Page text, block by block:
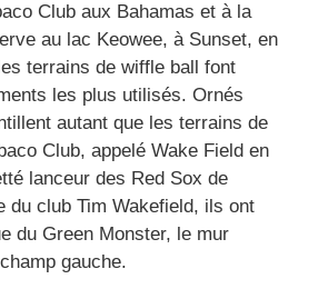
Club aux Bahamas et à la
au lac Keowee, à Sunset, en
terrains de wiffle ball font
les plus utilisés. Ornés
autant que les terrains de
Club, appelé Wake Field en
lanceur des Red Sox de
du club Tim Wakefield, ils ont
du Green Monster, le mur
gauche.